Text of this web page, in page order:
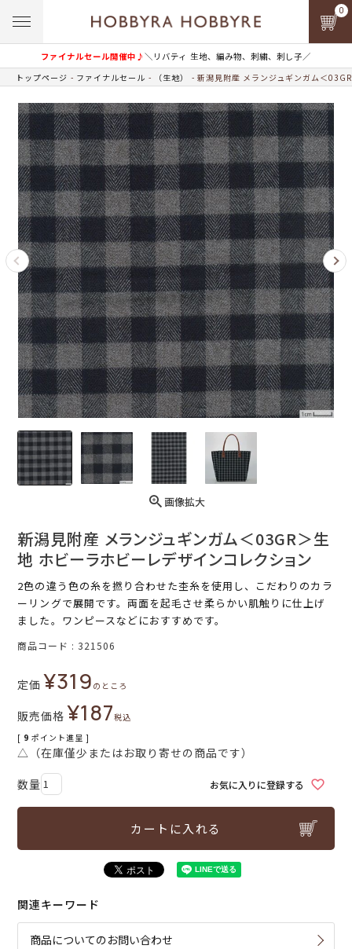
ファイナルセール開催中♪＼リバティ 生地、編み物、刺繍、刺し子／
0
トップページ ファイナルセール （生地） 新潟見附産 メランジュギンガム＜
画像拡大
新潟見附産 メランジュギンガム＜03GR＞生
地 ホビーラホビーレデザインコレクション
2色の違う色の糸を撚り合わせた杢糸を使用し、こだわりのカラ
ーリングで展開です。両面を起毛させ柔らかい肌触りに仕上げ
ました。ワンピースなどにおすすめです。
商品コード 321506
定価 ¥319 のところ
販売価格 ¥187税込
[ 9 ポイント進呈 ]
△（在庫僅少またはお取り寄せの商品です）
お気に入りに登録する
カートに入れる
関連キーワード
商品についてのお問い合わせ